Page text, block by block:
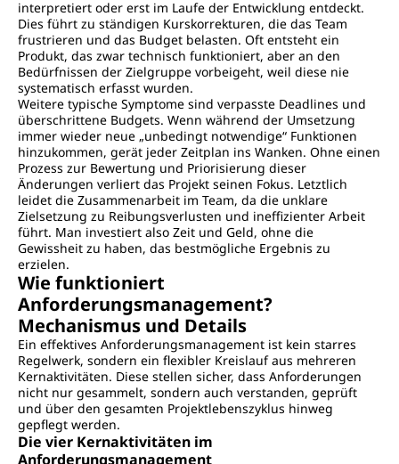
interpretiert oder erst im Laufe der Entwicklung entdeckt.
Dies führt zu ständigen Kurskorrekturen, die das Team
frustrieren und das Budget belasten. Oft entsteht ein
Produkt, das zwar technisch funktioniert, aber an den
Bedürfnissen der Zielgruppe vorbeigeht, weil diese nie
systematisch erfasst wurden.
Weitere typische Symptome sind verpasste Deadlines und
überschrittene Budgets. Wenn während der Umsetzung
immer wieder neue „unbedingt notwendige“ Funktionen
hinzukommen, gerät jeder Zeitplan ins Wanken. Ohne einen
Prozess zur Bewertung und Priorisierung dieser
Änderungen verliert das Projekt seinen Fokus. Letztlich
leidet die Zusammenarbeit im Team, da die unklare
Zielsetzung zu Reibungsverlusten und ineffizienter Arbeit
führt. Man investiert also Zeit und Geld, ohne die
Gewissheit zu haben, das bestmögliche Ergebnis zu
erzielen.
Wie funktioniert
Anforderungsmanagement?
Mechanismus und Details
Ein effektives Anforderungsmanagement ist kein starres
Regelwerk, sondern ein flexibler Kreislauf aus mehreren
Kernaktivitäten. Diese stellen sicher, dass Anforderungen
nicht nur gesammelt, sondern auch verstanden, geprüft
und über den gesamten Projektlebenszyklus hinweg
gepflegt werden.
Die vier Kernaktivitäten im
Anforderungsmanagement